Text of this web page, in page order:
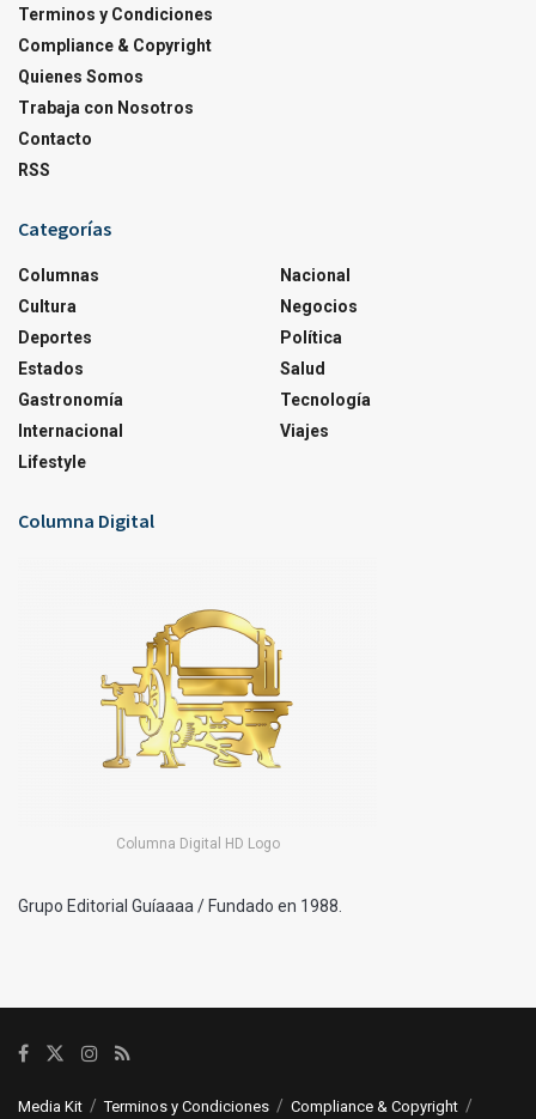
Terminos y Condiciones
Compliance & Copyright
Quienes Somos
Trabaja con Nosotros
Contacto
RSS
Categorías
Columnas
Cultura
Deportes
Estados
Gastronomía
Internacional
Lifestyle
Nacional
Negocios
Política
Salud
Tecnología
Viajes
Columna Digital
Columna Digital HD Logo
Grupo Editorial Guíaaaa / Fundado en 1988.
Media Kit Terminos y Condiciones Compliance & Copyright